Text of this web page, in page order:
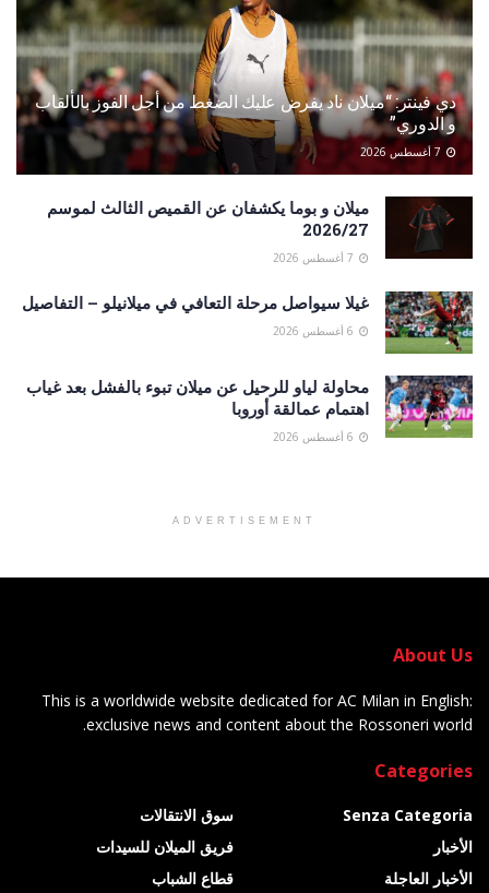
دي فينتر: “ميلان ناد يفرض عليك الضغط من أجل الفوز بالألقاب
و الدوري”
ميلان و بوما يكشفان عن القميص الثالث لموسم
2026/27
غيلا سيواصل مرحلة التعافي في ميلانيلو – التفاصيل
محاولة لياو للرحيل عن ميلان تبوء بالفشل بعد غياب
اهتمام عمالقة أوروبا
ADVERTISEMENT
About Us
This is a worldwide website dedicated for AC Milan in English:
exclusive news and content about the Rossoneri world.
Categories
Senza Categoria
الأخبار
الأخبار العاجلة
سوق الانتقالات
فريق الميلان للسيدات
قطاع الشباب